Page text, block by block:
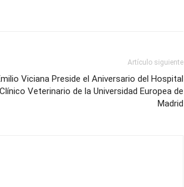
Artículo siguiente
Viciana Preside el Aniversario del Hospital
Clínico Veterinario de la Universidad Europea de
Madrid